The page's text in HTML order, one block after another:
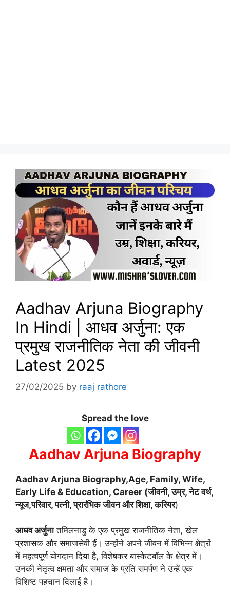
Aadhav Arjuna Biography
In Hindi | आधव अर्जुना: एक
प्रमुख राजनीतिक नेता की जीवनी
Latest 2025
27/02/2025 by raaj rathore
Spread the love
Aadhav Arjuna Biography
Aadhav Arjuna Biography,Age, Family, Wife,
Early Life & Education, Career (जीवनी, उम्र, नेट वर्थ,
न्यूज,परिवार, पत्नी, प्रारंभिक जीवन और शिक्षा, करियर)
आधव अर्जुनातमिलनाडु के एक प्रमुख राजनीतिक नेता, खेल
प्रशासक और समाजसेवी हैं। उन्होंने अपने जीवन में विभिन्न क्षेत्रों
में महत्वपूर्ण योगदान दिया है, विशेषकर बास्केटबॉल के क्षेत्र में।
उनकी नेतृत्व क्षमता और समाज के प्रति समर्पण ने उन्हें एक
विशिष्ट पहचान दिलाई है।